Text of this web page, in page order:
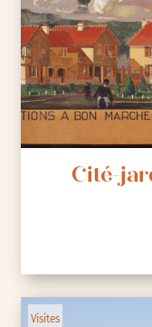
Cité-
Visites